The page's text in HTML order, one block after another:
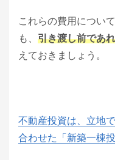
これらの費用につい
も、 引き渡し前であ
えておきましょう。
不動産投資は、立地
合わせた「新築一棟